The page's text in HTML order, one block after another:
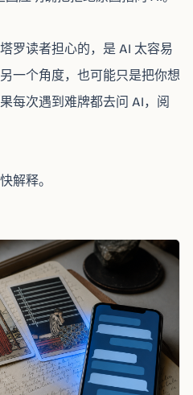
罗读者担心的，是 AI 太容易
一个角度，也可能只是把你想
每次遇到难牌都去问 AI，阅
解释。